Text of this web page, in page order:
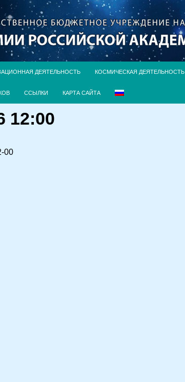
ДЕЯТЕЛЬНОСТЬ КОСМИЧЕСКАЯ ДЕЯТЕЛЬНОСТЬ
ССЫЛКИ КАРТА САЙТА
12:00
00